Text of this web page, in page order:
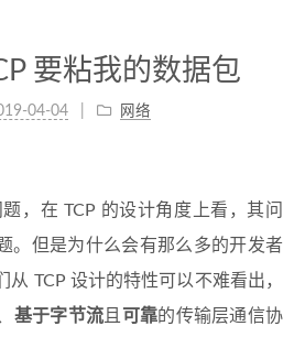
要粘我的数据包
04-04 网络
，在 TCP 的设计角度上看，其问
。但是为什么会有那么多的开发者
TCP 设计的特性可以不难看出，
基于字节流 且 可靠的传输层通信协